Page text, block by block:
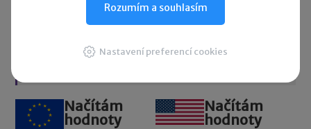
Přehled všech termínů ►
Načítám
hodnoty
Načítám
hodnoty
Rozumím a souhlasím
Nastavení preferencí cookies